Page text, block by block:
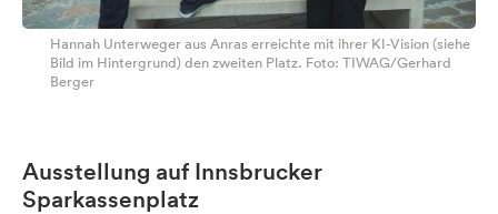
Hannah Unterweger aus Anras erreichte mit ihrer KI-Vision (siehe
Bild im Hintergrund) den zweiten Platz. Foto: TIWAG/Gerhard
Berger
Ausstellung auf Innsbrucker
Sparkassenplatz